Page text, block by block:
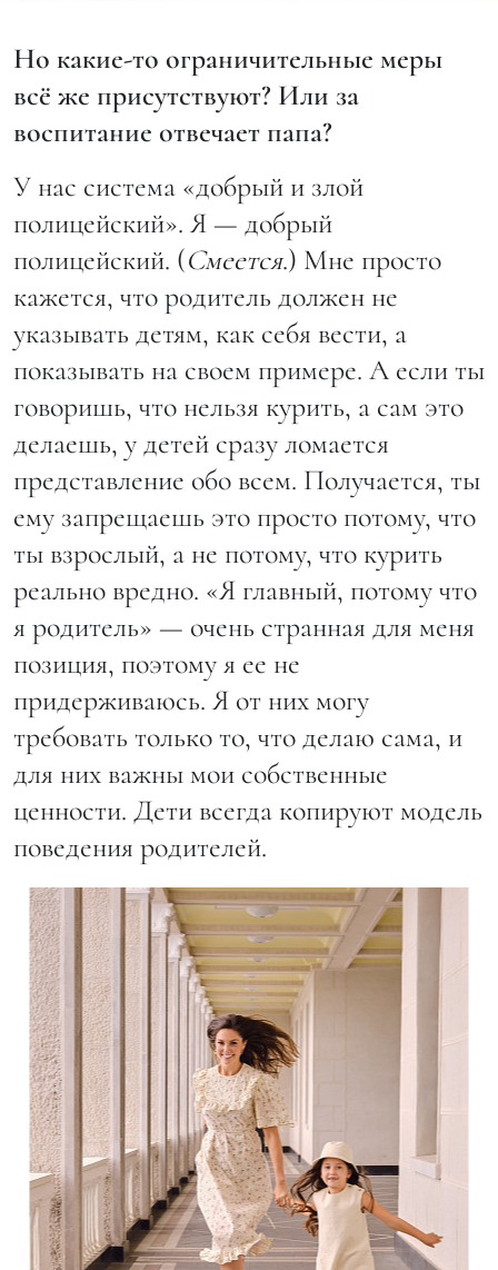
Но какие-то ограничительные меры
всё же присутствуют? Или за
воспитание отвечает папа?
У нас система «добрый и злой
полицейский». Я — добрый
полицейский. (Смеется.) Мне просто
кажется, что родитель должен не
указывать детям, как себя вести, а
показывать на своем примере. А если ты
говоришь, что нельзя курить, а сам это
делаешь, у детей сразу ломается
представление обо всем. Получается, ты
ему запрещаешь это просто потому, что
ты взрослый, а не потому, что курить
реально вредно. «Я главный, потому что
я родитель» — очень странная для меня
позиция, поэтому я ее не
придерживаюсь. Я от них могу
требовать только то, что делаю сама, и
для них важны мои собственные
ценности. Дети всегда копируют модель
поведения родителей.